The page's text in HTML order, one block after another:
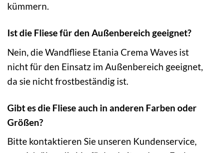
kümmern.
Ist die Fliese für den Außenbereich geeignet?
Nein, die Wandfliese Etania Crema Waves ist
nicht für den Einsatz im Außenbereich geeignet,
da sie nicht frostbeständig ist.
Gibt es die Fliese auch in anderen Farben oder
Größen?
Bitte kontaktieren Sie unseren Kundenservice,